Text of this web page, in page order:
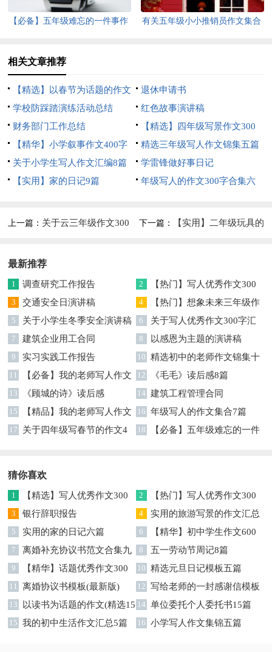
【必备】五年级难忘的一件事作
有关五年级小小推销员作文集合
相关文章推荐
【精选】以春节为话题的作文
锦集8篇
退休申请书
学校防踩踏演练活动总结
红色故事演讲稿
财务部门工作总结
【精选】四年级写景作文300
字集合五篇
【精华】小学叙事作文400字
集锦九篇
精选三年级写人作文锦集五篇
关于小学生写人作文汇编8篇
学雷锋做好事日记
【实用】家的日记9篇
年级写人的作文300字合集六
上一篇： 关于云三年级作文300 下一篇： 【实用】二年级玩具的
最新推荐
1 调查研究工作报告 2
【热门】写人优秀作文300
字集合7篇
3 交通安全日演讲稿 4
【热门】想象未来三年级作
文汇编7篇
5 关于小学生冬季安全演讲稿 6
关于写人优秀作文300字汇
编六篇
7 建筑企业用工合同 8 以感恩为主题的演讲稿
9 实习实践工作报告 10 精选初中的老师作文锦集十
篇
11
【必备】我的老师写人作文
集合八篇
12 《毛毛》读后感8篇
13 《顾城的诗》读后感 14 建筑工程管理合同
15
【精品】我的老师写人作文
集合5篇
16 年级写人的作文集合7篇
17
关于四年级写春节的作文4
18
【必备】五年级难忘的一件
猜你喜欢
1
【精选】写人优秀作文300
字集锦八篇
2
【热门】写人优秀作文300
字汇总8篇
3 银行辞职报告 4
实用的旅游写景的作文汇总
九篇
5 实用的家的日记六篇 6
【精华】初中学生作文600
字集合十篇
7
离婚补充协议书范文合集九
篇
8 五一劳动节周记8篇
9
【精华】话题优秀作文300
字集合9篇
10 精选元旦日记模板五篇
11 离婚协议书模板(最新版) 12 写给老师的一封感谢信模板
汇编9篇
13
以读书为话题的作文(精选15
篇)
14 单位委托个人委托书15篇
15 我的初中生活作文汇总5篇 16 小学写人作文集锦五篇